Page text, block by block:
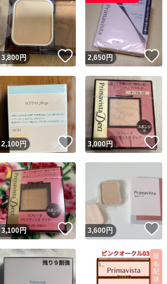
ユーザーの実績
フリマが定めた一定の基準を満たしたユ
引出品者
心取引出品者 Yahoo!フリマの基準をク
実績
引実績◯+ このユーザーはYahoo!
この商品の情報を
商品画像の無断転載は禁止されています
コピーは1商品につき1回です
ね！
3,800円 いいね！
2,650円
ね！
2,100円 いいね！
3,000円
ね！
3,100円 いいね！
3,600円